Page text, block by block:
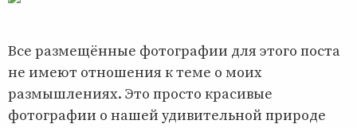
Все размещённые фотографии для этого поста
не имеют отношения к теме о моих
размышлениях. Это просто красивые
фотографии о нашей удивительной природе